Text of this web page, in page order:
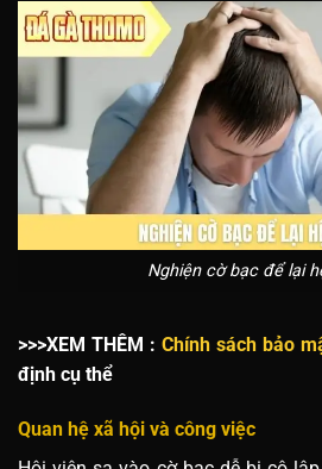
Nghiện cờ bạc để lại
>>>XEM THÊM : Chính sách bảo
định cụ thể
Quan hệ xã hội và công việc